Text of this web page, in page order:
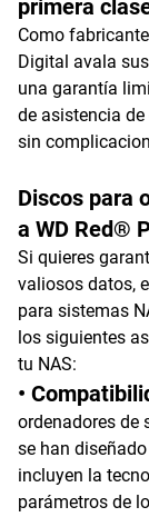
primera
Como
Digital avala
una garantía
de asistencia
sin
Discos para
a WD Red®
Si quieres
valiosos datos,
para sistemas
los siguientes
tu NAS:
•
ordenadores de
se han
incluyen la
parámetros de